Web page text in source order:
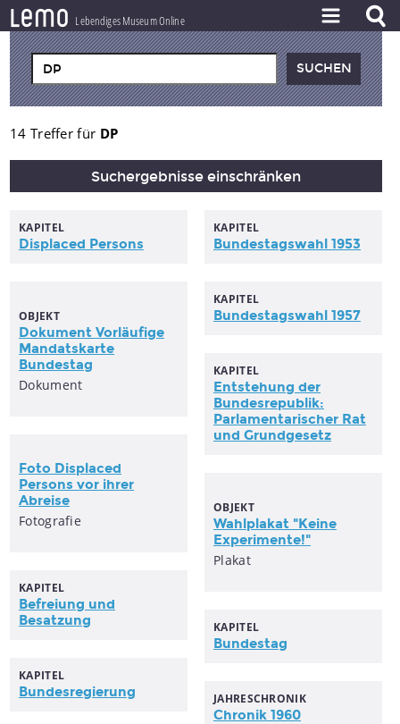
lemo Lebendiges Museum Online
ZEITSTRAHL
THEMEN
ZEITZEUGEN
BESTAND
PROJEKT
14 Treffer für DP
Suchergebnisse einschränken
KAPITEL
Displaced Persons
KAPITEL
Bundestagswahl 1953
OBJEKT
Dokument Vorläufige
Mandatskarte
Bundestag
Dokument
KAPITEL
Bundestagswahl 1957
KAPITEL
Entstehung der
Bundesrepublik:
Parlamentarischer Rat
und Grundgesetz
Foto Displaced
Persons vor ihrer
Abreise
Fotografie
OBJEKT
Wahlplakat "Keine
Experimente!"
Plakat
KAPITEL
Befreiung und
Besatzung
KAPITEL
Bundestag
KAPITEL
Bundesregierung JAHRESCHRONIK
Chronik 1960